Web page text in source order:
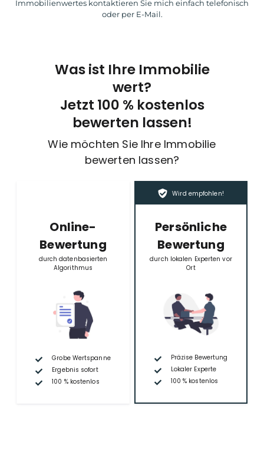
Immobilienwertes kontaktieren Sie mich einfach telefonisch
oder per E-Mail.